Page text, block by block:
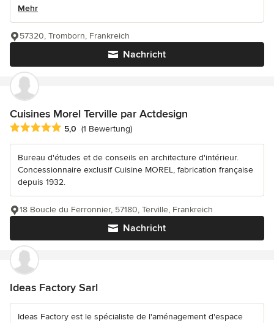
Mehr
Nachricht
57320, Tromborn, Frankreich
Cuisines Morel Terville par Actdesign
Durchschnittliche Bewertung: 5 von 5 Sternen
5,0 (1 Bewertung)
Bureau d'études et de conseils en architecture d'intérieur.
Concessionnaire exclusif Cuisine MOREL, fabrication française
depuis 1932.
Nachricht
18 Boucle du Ferronnier, 57180, Terville, Frankreich
Ideas Factory Sarl
Ideas Factory est le spécialiste de l'aménagement d'espace